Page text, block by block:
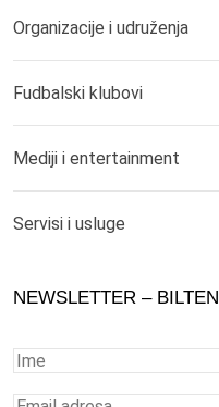
Organizacije i udruženja
Fudbalski klubovi
Mediji i entertainment
Servisi i usluge
NEWSLETTER – BILTEN